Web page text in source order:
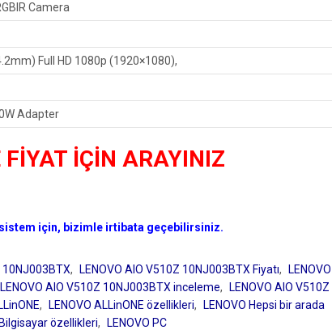
Camera
Full HD 1080p (1920×1080),
Adapter
FİYAT İÇİN ARAYINIZ
için, bizimle irtibata geçebilirsiniz.
10NJ003BTX, LENOVO AIO V510Z 10NJ003BTX Fiyatı,
LENOVO
LENOVO AIO V510Z 10NJ003BTX inceleme,
LENOVO AIO V510Z
, LENOVO ALLinONE özellikleri,
LENOVO Hepsi bir arada
özellikleri, LENOVO PC